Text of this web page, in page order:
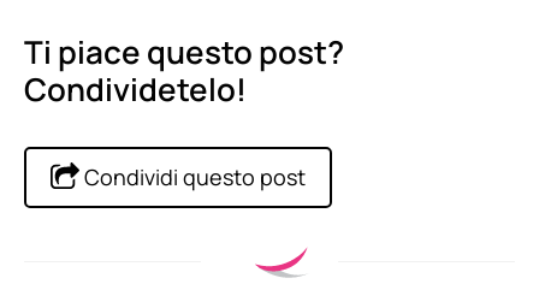
Ti piace questo post?
Condividetelo!
Condividi questo post